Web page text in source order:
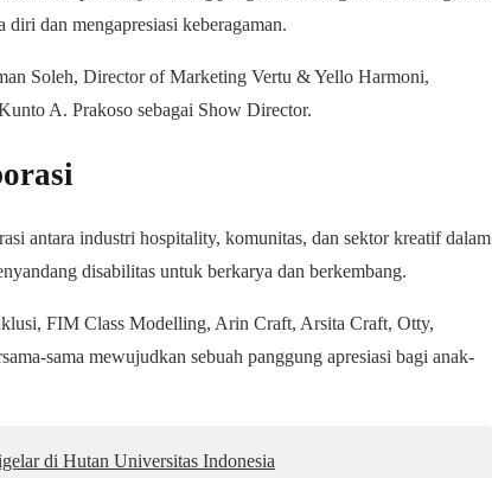
dan mengapresiasi keberagaman.
Soleh, Director of Marketing Vertu & Yello Harmoni,
A. Prakoso sebagai Show Director.
antara industri hospitality, komunitas, dan sektor kreatif dalam
disabilitas untuk berkarya dan berkembang.
FIM Class Modelling, Arin Craft, Arsita Craft, Otty,
sama mewujudkan sebuah panggung apresiasi bagi anak-
di Hutan Universitas Indonesia